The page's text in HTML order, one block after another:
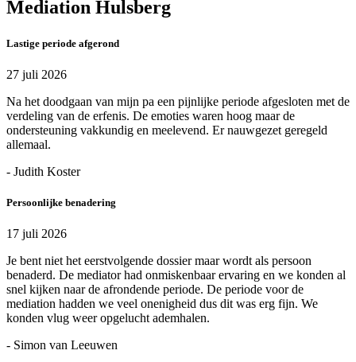
Mediation Hulsberg
Lastige periode afgerond
27 juli 2026
Na het doodgaan van mijn pa een pijnlijke periode afgesloten met de
verdeling van de erfenis. De emoties waren hoog maar de
ondersteuning vakkundig en meelevend. Er nauwgezet geregeld
allemaal.
- Judith Koster
Persoonlijke benadering
17 juli 2026
Je bent niet het eerstvolgende dossier maar wordt als persoon
benaderd. De mediator had onmiskenbaar ervaring en we konden al
snel kijken naar de afrondende periode. De periode voor de
mediation hadden we veel onenigheid dus dit was erg fijn. We
konden vlug weer opgelucht ademhalen.
- Simon van Leeuwen